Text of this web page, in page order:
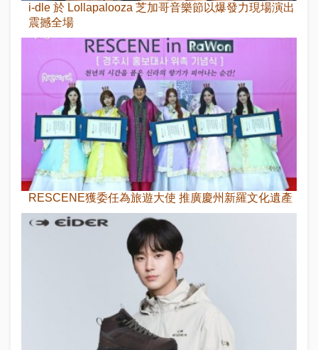
i-dle 於 Lollapalooza 芝加哥音樂節以爆發力現場演出
震撼全場
RESCENE獲委任為旅遊大使 推廣慶州新羅文化遺產